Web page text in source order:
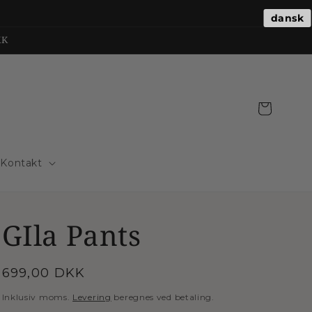
Kontakt
Indkøbskurv
GIla Pants
Normalpris
699,00 DKK
Inklusiv moms. Levering beregnes ved betaling.
dansk